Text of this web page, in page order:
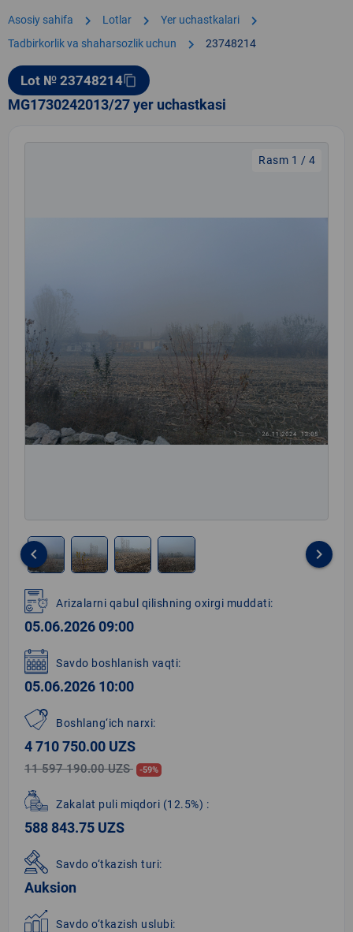
Asosiy sahifa chevron_right Lotlar chevron_right Yer uchastkalari chevron_right
Tadbirkorlik va shaharsozlik uchun chevron_right 23748214
Lot № 23748214content_copy
MG1730242013/27 yer uchastkasi
Rasm 1 / 4
1
of
4
keyboard_arrow_left keyboard_arrow_right
Arizalarni qabul qilishning oxirgi muddati:
05.06.2026 09:00
Savdo boshlanish vaqti:
05.06.2026 10:00
Boshlang‘ich narxi:
4 710 750.00 UZS
11 597 190.00 UZS -59%
Zakalat puli miqdori (12.5%) :
588 843.75 UZS
Savdo o‘tkazish turi:
Auksion
Savdo o‘tkazish uslubi: